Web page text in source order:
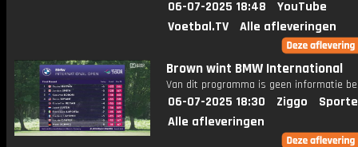
06-07-2025 18:48
YouTube
Voetbal.TV
Alle afleveringen
Brown wint BMW International
Van dit programma is geen informatie
06-07-2025 18:30 Ziggo
Alle afleveringen